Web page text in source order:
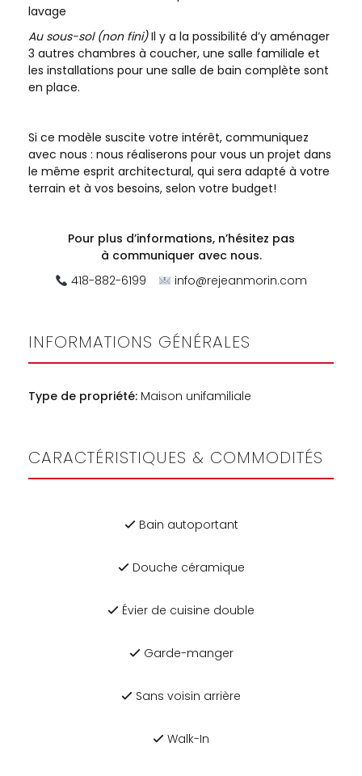
lavage
Au sous-sol (non fini)Il y a la possibilité d’y aménager
3 autres chambres à coucher, une salle familiale et
les installations pour une salle de bain complète sont
en place.
Si ce modèle suscite votre intérêt, communiquez
avec nous : nous réaliserons pour vous un projet dans
le même esprit architectural, qui sera adapté à votre
terrain et à vos besoins, selon votre budget!
Pour plus d’informations, n’hésitez pas
à communiquer avec nous.
418-882-6199
info@rejeanmorin.com
INFORMATIONS GÉNÉRALES
Type de propriété: Maison unifamiliale
CARACTÉRISTIQUES & COMMODITÉS
Bain autoportant
Douche céramique
Évier de cuisine double
Garde-manger
Sans voisin arrière
Walk-In